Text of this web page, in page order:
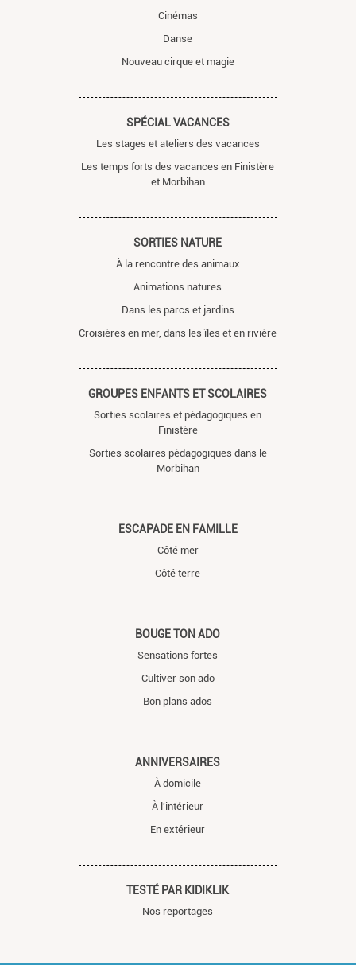
Cinémas
Danse
Nouveau cirque et magie
SPÉCIAL VACANCES
Les stages et ateliers des vacances
Les temps forts des vacances en Finistère
et Morbihan
SORTIES NATURE
À la rencontre des animaux
Animations natures
Dans les parcs et jardins
Croisières en mer, dans les îles et en rivière
GROUPES ENFANTS ET SCOLAIRES
Sorties scolaires et pédagogiques en
Finistère
Sorties scolaires pédagogiques dans le
Morbihan
ESCAPADE EN FAMILLE
Côté mer
Côté terre
BOUGE TON ADO
Sensations fortes
Cultiver son ado
Bon plans ados
ANNIVERSAIRES
À domicile
À l'intérieur
En extérieur
TESTÉ PAR KIDIKLIK
Nos reportages